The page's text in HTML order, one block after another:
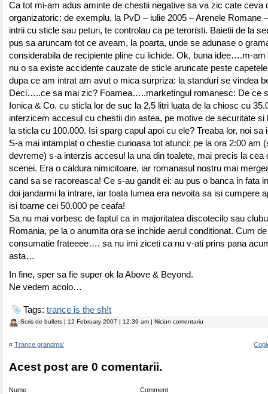
Ca tot mi-am adus aminte de chestii negative sa va zic cate ceva
organizatoric: de exemplu, la PvD – iulie 2005 – Arenele Romane
intrii cu sticle sau peturi, te controlau ca pe teroristi. Baietii de la
pus sa aruncam tot ce aveam, la poarta, unde se adunase o
considerabila de recipiente pline cu lichide. Ok, buna idee….m-am
nu o sa existe accidente cauzate de sticle aruncate peste
dupa ce am intrat am avut o mica surpriza: la standuri se vindea
Deci…..ce sa mai zic? Foamea…..marketingul romanesc: De ce
Ionica & Co. cu sticla lor de suc la 2,5 litri luata de la chiosc cu
interzicem accesul cu chestii din astea, pe motive de securitate si
la sticla cu 100.000. Isi sparg capul apoi cu ele? Treaba lor, noi sa
S-a mai intamplat o chestie curioasa tot atunci: pe la ora 2:00 am
devreme) s-a interzis accesul la una din toalete, mai precis la cea
scenei. Era o caldura nimicitoare, iar romanasul nostru mai
cand sa se racoreasca! Ce s-au gandit ei: au pus o banca in fata
doi jandarmi la intrare, iar toata lumea era nevoita sa isi cumpere
isi toarne cei 50.000 pe ceafa!
Sa nu mai vorbesc de faptul ca in majoritatea discotecilo sau
Romania, pe la o anumita ora se inchide aerul conditionat. Cum
consumatie frateeee…. sa nu imi ziceti ca nu v-ati prins pana
asta…
In fine, sper sa fie super ok la Above & Beyond.
Ne vedem acolo…
Tags: trance is the sh!t
Scris de bullets | 12 February 2007 | 12:39 am | Niciun comentariu
« Trance grandma’
Acest post are 0 comentarii.
Nume Comment